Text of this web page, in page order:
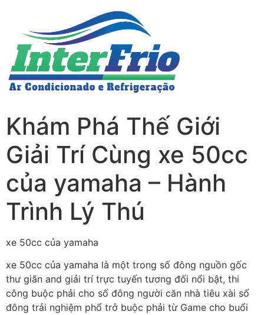
Khám Phá Thế Giới
Giải Trí Cùng xe 50cc
của yamaha – Hành
Trình Lý Thú
xe 50cc của yamaha
xe 50cc của yamaha là một trong số đông nguồn gốc
thư giãn and giải trí trực tuyến tương đối nổi bật, thi
công buộc phải cho số đông người căn nhà tiêu xài số
đông trải nghiệm phổ trở buộc phải từ Game cho buổi